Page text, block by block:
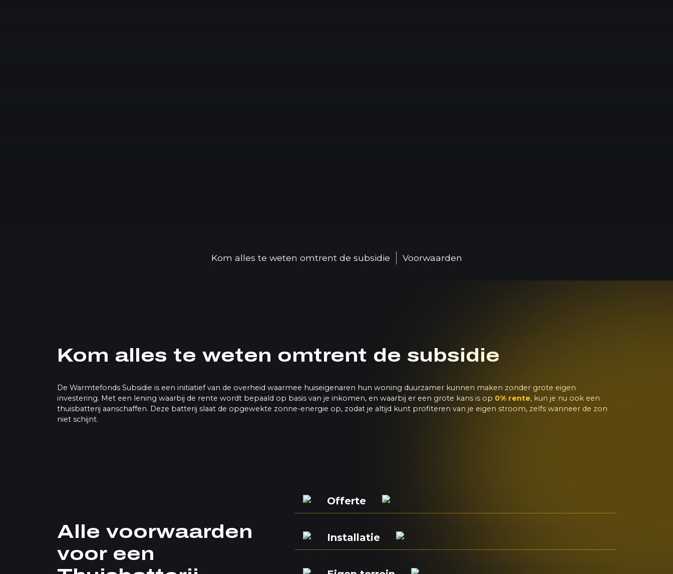
Kom alles te weten omtrent de subsidie Voorwaarden
Kom alles te weten omtrent de subsidie
De Warmtefonds Subsidie is een initiatief van de overheid waarmee huiseigenaren hun woning duurzamer kunnen maken zonder grote eigen
investering. Met een lening waarbij de rente wordt bepaald op basis van je inkomen, en waarbij er een grote kans is op 0% rente, kun je nu ook een
thuisbatterij aanschaffen. Deze batterij slaat de opgewekte zonne-energie op, zodat je altijd kunt profiteren van je eigen stroom, zelfs wanneer de zon
niet schijnt.
Alle voorwaarden
voor een
Offerte
Installatie